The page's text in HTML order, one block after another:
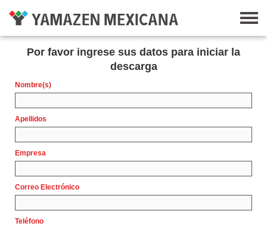
Por favor ingrese sus datos para iniciar la
descarga
Nombre(s)
Apellidos
Empresa
Correo Electrónico
Teléfono